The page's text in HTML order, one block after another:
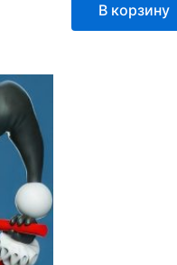
В корзину